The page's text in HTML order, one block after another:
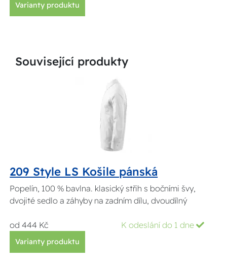
Varianty produktu
Související produkty
209 Style LS Košile pánská
Popelín, 100 % bavlna. klasický střih s bočními švy,
dvojité sedlo a záhyby na zadním dílu, dvoudílný
od 444 Kč K odeslání do 1 dne
Varianty produktu